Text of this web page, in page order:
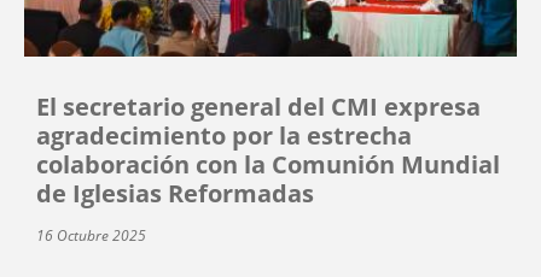
El secretario general del CMI expresa
agradecimiento por la estrecha
colaboración con la Comunión Mundial
de Iglesias Reformadas
16 Octubre 2025